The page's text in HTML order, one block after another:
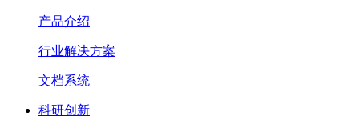
产品介绍
行业解决方案
文档系统
科研创新